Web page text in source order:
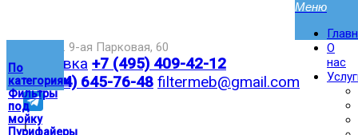
По
категориям
Фильтры
под
мойку
Пурифайеры
Москва,ул. 9-ая Парковая, 60
Доставка +7 (495) 409-42-12
+7 (964) 645-76-48 filtermeb@gmail.com
|
О
нас